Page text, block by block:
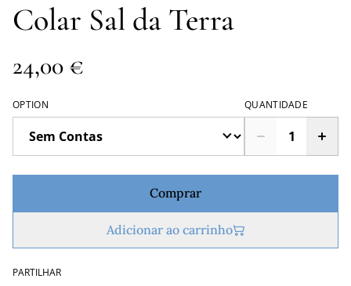
Colar Sal da Terra
24,00 €
OPTION QUANTIDADE
Comprar
Adicionar ao carrinho
PARTILHAR